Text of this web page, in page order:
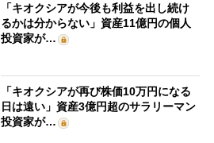
「キオクシアが今後も利益を出し続け
るかは分からない」資産11億円の個人
投資家が…
「キオクシアが再び株価10万円になる
日は遠い」資産3億円超のサラリーマン
投資家が…